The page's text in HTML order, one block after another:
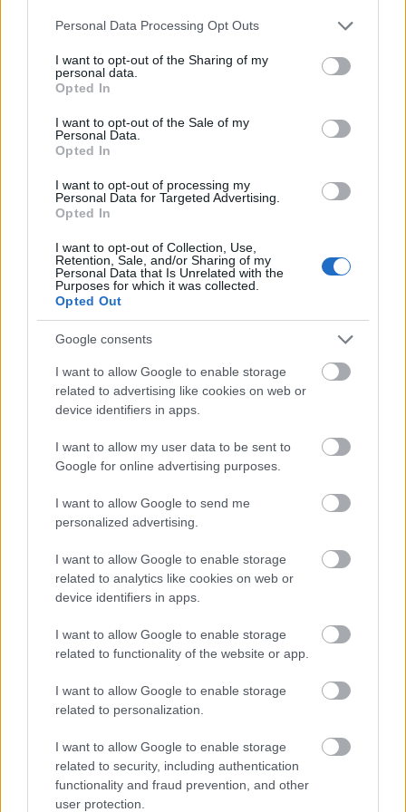
Please note that this website/app uses one or more Google
not limited to your visit or usage behaviour. You may click to
grant or deny consent to Google and its third-party tags to
use your data for below specified purposes in below Google
consent section.
Personal Data Processing Opt Outs
I want to opt-out of the Sharing of my
personal data.
Opted In
I want to opt-out of the Sale of my
Personal Data.
Opted In
I want to opt-out of processing my
Personal Data for Targeted Advertising.
Opted In
I want to opt-out of Collection, Use,
Retention, Sale, and/or Sharing of my
Personal Data that Is Unrelated with the
Purposes for which it was collected.
Opted Out
Google consents
I want to allow Google to enable storage
related to advertising like cookies on web or
device identifiers in apps.
I want to allow my user data to be sent to
Google for online advertising purposes.
I want to allow Google to send me
personalized advertising.
I want to allow Google to enable storage
related to analytics like cookies on web or
device identifiers in apps.
I want to allow Google to enable storage
related to functionality of the website or app.
I want to allow Google to enable storage
related to personalization.
I want to allow Google to enable storage
related to security, including authentication
functionality and fraud prevention, and other
user protection.
külön fejezetet jelent műfordítói
munkássága, amely a költészet szinte
valamennyi területére és korszakára
kiterjedt. Különösen az antik kultúra és a
keleti irodalom vonzotta, felfogására a
keresztény és a platóni szemlélet egyaránt
hatott. Három veréb hat szemmel címmel
elkészítette rendhagyó válogatását a magyar
költészet rejtett értékeiből és furcsaságaiból,
írt mesejátékokat (
oratóriumdrámát ( Theomachia
költeményt, minden hangnemben és
versformában ugyanolyan magas
színvonalon alkotott.
Műveiben egyszer mint kisfiú, majd mint
görög bölcs, ismét máskor mint XVIII. századi,
arisztokrata származású, félig cigány költőnő
szólalt meg. Lónyay Erzsébet (
hányatott sorsú nő fiktív naplóját is, végül
megszületett a műfajilag összetett
Utolsó nagy fellépése Londonban volt, ahol
1980-ban felolvasói estet tartott. Hosszan
tartó, súlyos betegség után Budapesten
hunyt el 1989. január 22-én.
Ha tücsök leszek, fekete tücsök,
Nem lesz aki ágyba küldjön
és az orrod megtörölje,
mászkálhatsz a kerítésen,
pottyanhatsz a csúnya földre.
Jó lesz, jó,